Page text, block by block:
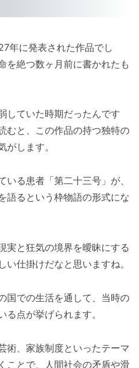
年に発表された作品でし
を絶つ数ヶ月前に書かれたも
していた時期だったんです
むと、この作品の持つ独特の
がします。
る患者「第二十三号」が、
語るという枠物語の形式にな
実と狂気の境界を曖昧にする
仕掛けだなと思いますね。
国での生活を通して、当時の
る点が挙げられます。
術、家族制度といったテーマ
ことで、人間社会の矛盾や滑